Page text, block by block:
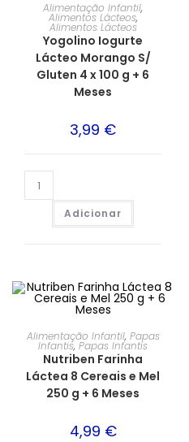
Alimentação Infantil,
Alimentos Lácteos,
Alimentos Lácteos
Yogolino Iogurte
Lácteo Morango S/
Gluten 4 x 100 g + 6
Meses
3,99 €
Adicionar
Alimentação Infantil, Papas
Infantis,Papas Infantis
Nutriben Farinha
Láctea 8 Cereais e Mel
250 g + 6 Meses
4,99 €